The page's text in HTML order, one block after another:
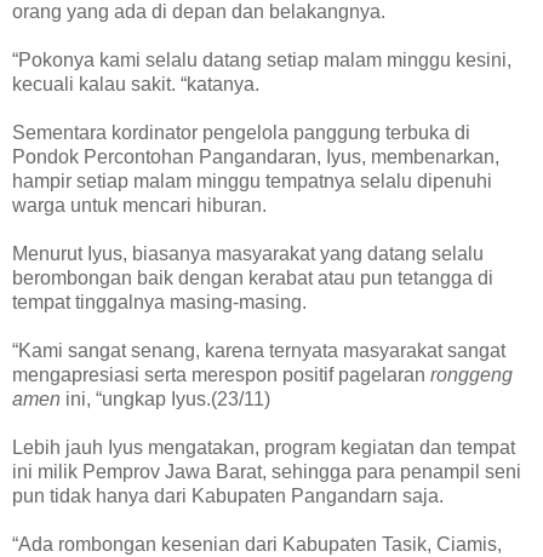
orang yang ada di depan dan belakangnya.
“Pokonya kami selalu datang setiap malam minggu kesini,
kecuali kalau sakit. “katanya.
Sementara kordinator pengelola panggung terbuka di
Pondok Percontohan Pangandaran, Iyus, membenarkan,
hampir setiap malam minggu tempatnya selalu dipenuhi
warga untuk mencari hiburan.
Menurut Iyus, biasanya masyarakat yang datang selalu
berombongan baik dengan kerabat atau pun tetangga di
tempat tinggalnya masing-masing.
“Kami sangat senang, karena ternyata masyarakat sangat
mengapresiasi serta merespon positif pagelaran ronggeng
amen ini, “ungkap Iyus.(23/11)
Lebih jauh Iyus mengatakan, program kegiatan dan tempat
ini milik Pemprov Jawa Barat, sehingga para penampil seni
pun tidak hanya dari Kabupaten Pangandarn saja.
“Ada rombongan kesenian dari Kabupaten Tasik, Ciamis,